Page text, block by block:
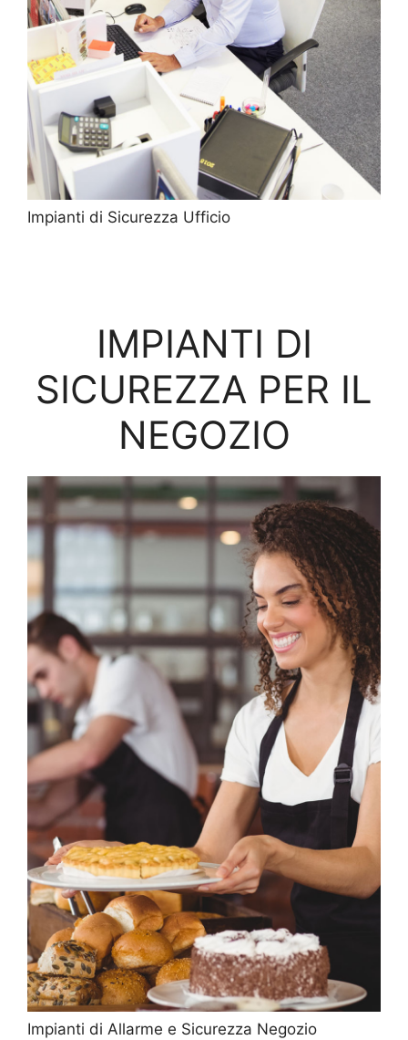
Impianti di Sicurezza Ufficio
IMPIANTI DI
SICUREZZA PER IL
NEGOZIO
Impianti di Allarme e Sicurezza Negozio